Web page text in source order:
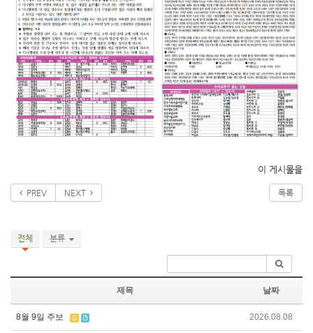
이 게시물을
PREV NEXT 목록
전체 분류
제목 날짜
8월 9일 주보 2026.08.08